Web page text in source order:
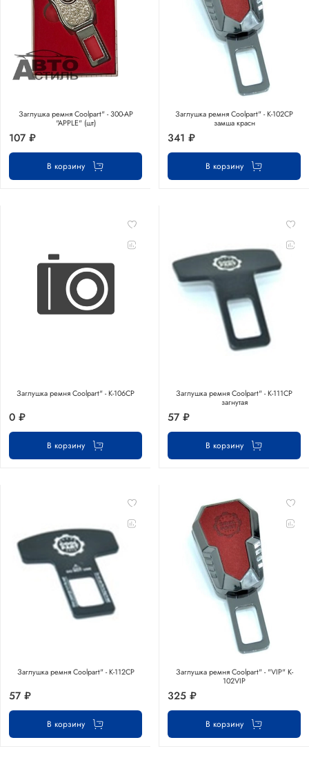
Заглушка ремня Coolpart" - 300-AP
"APPLE" (шт)
107 ₽
В корзину
Заглушка ремня Coolpart" - K-102CP
замша красн
341 ₽
В корзину
Заглушка ремня Coolpart" - K-106CP
0 ₽
В корзину
Заглушка ремня Coolpart" - K-111CP
загнутая
57 ₽
В корзину
Заглушка ремня Coolpart" - K-112CP
57 ₽
В корзину
Заглушка ремня Coolpart" - "VIP" K-
102VIP
325 ₽
В корзину